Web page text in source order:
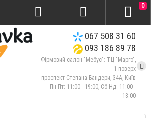
067 508 31 60
093 186 89 78
Фірмовий салон "Мебус": ТЦ "Марго",
1 поверх
проспект Степана Бандери, 34А, Київ
Пн-Пт: 11:00 - 19:00, Сб-Нд: 11:00 -
18:00
0